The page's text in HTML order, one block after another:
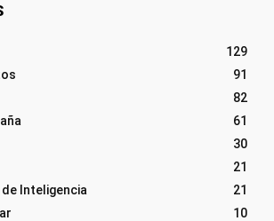
129
91
82
61
30
21
Inteligencia
21
10